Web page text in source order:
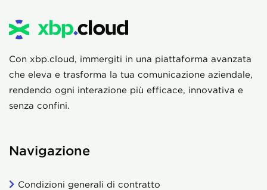
Con xbp.cloud, immergiti in una piattaforma avanzata
che eleva e trasforma la tua comunicazione aziendale,
rendendo ogni interazione più efficace, innovativa e
senza confini.
Navigazione
Condizioni generali di contratto